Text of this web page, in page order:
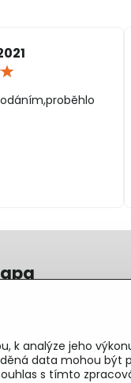
/
5
k analýze jeho
data mohou být
s tímto